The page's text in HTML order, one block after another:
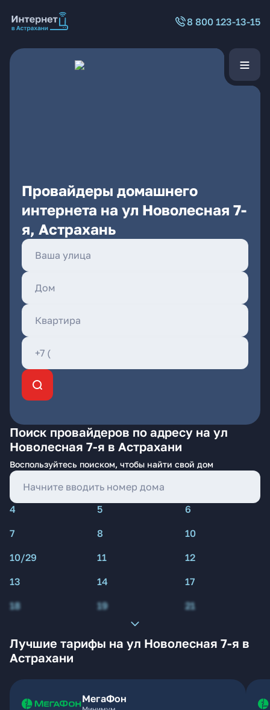
8 800 123-13-15
Провайдеры домашнего
интернета на ул Новолесная 7-
я, Астрахань
Поиск провайдеров по адресу на ул
Новолесная 7-я в Астрахани
Воспользуйтесь поиском, чтобы найти свой дом
4 5
6
7
8
10
10/29
11
12
13
14
17
18
19 21
Лучшие тарифы на ул Новолесная 7-я в
Астрахани
МегаФон